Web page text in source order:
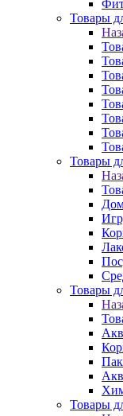
Товары
Товары
Товары
Товары